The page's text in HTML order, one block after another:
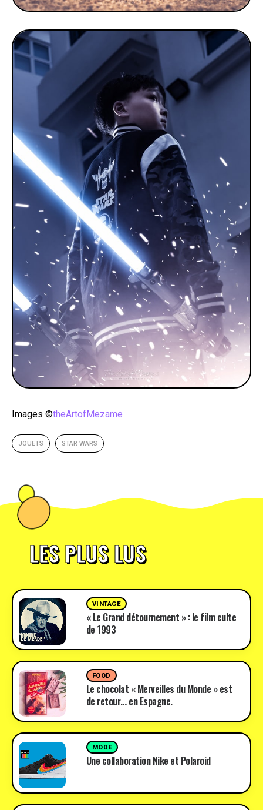
Images ©theArtofMezame
JOUETS STAR WARS
LES PLUS LUS
VINTAGE
« Le Grand détournement » : le film culte
de 1993
FOOD
Le chocolat « Merveilles du Monde » est
de retour… en Espagne.
MODE
Une collaboration Nike et Polaroid